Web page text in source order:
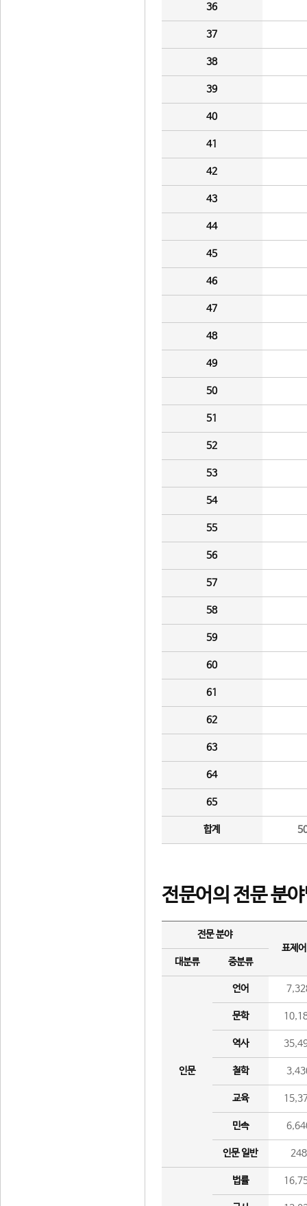
36
37
38
39
40
41
42
43
44
45
46
47
48
49
50
51
52
53
54
55
56
57
58
59
60
61
62
63
64
65
합계
전문어의 전문 분
전문 분야
표제
대분류
중분류
인문
언어
문학
역사
철학
교육
민속
인문 일반 248
법률